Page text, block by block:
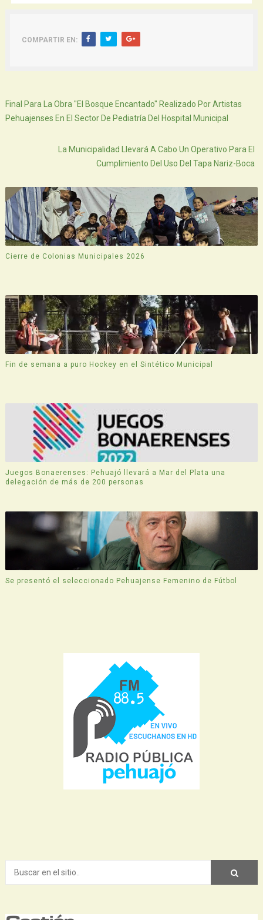
COMPARTIR EN:
Final Para La Obra "El Bosque Encantado" Realizado Por Artistas
Pehuajenses En El Sector De Pediatría Del Hospital Municipal
La Municipalidad Llevará A Cabo Un Operativo Para El
Cumplimiento Del Uso Del Tapa Nariz-Boca
Cierre de Colonias Municipales 2026
Fin de semana a puro Hockey en el Sintético Municipal
Juegos Bonaerenses: Pehuajó llevará a Mar del Plata una
delegación de más de 200 personas
Se presentó el seleccionado Pehuajense Femenino de Fútbol